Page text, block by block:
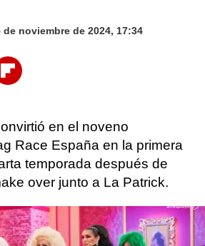
de noviembre de 2024, 17:34
Flipboard
en el noveno
Race España en la primera
temporada después de
over junto a La Patrick.
la reina entró en el taller